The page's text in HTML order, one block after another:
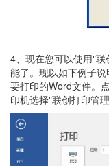
4、现在您可以使用"
能了。现以如下例子
要打印的Word文件。
印机选择"联创打印管